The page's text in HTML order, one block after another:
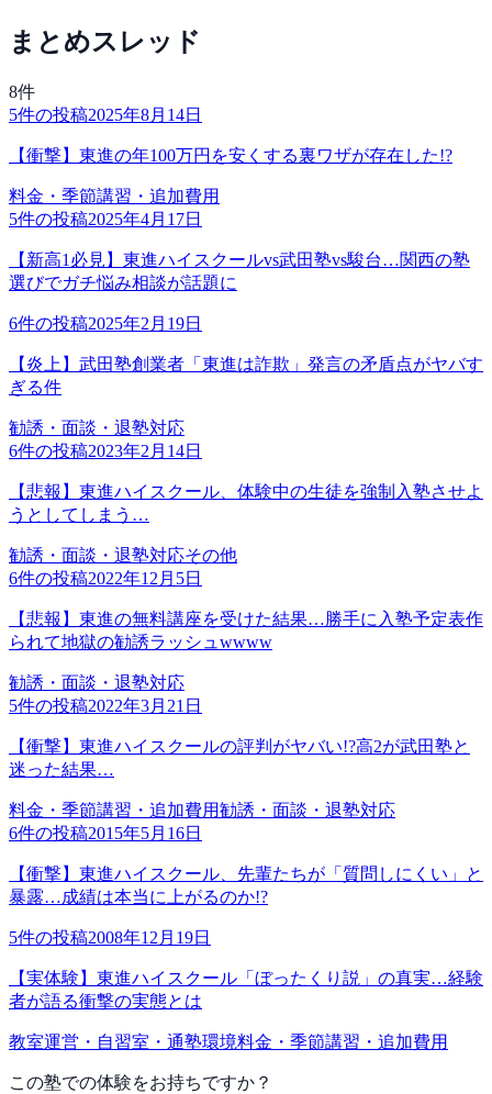
まとめスレッド
8件
5件の投稿2025年8月14日
【衝撃】東進の年100万円を安くする裏ワザが存在した!?
料金・季節講習・追加費用
5件の投稿2025年4月17日
【新高1必見】東進ハイスクールvs武田塾vs駿台…関西の塾
選びでガチ悩み相談が話題に
6件の投稿2025年2月19日
【炎上】武田塾創業者「東進は詐欺」発言の矛盾点がヤバす
ぎる件
勧誘・面談・退塾対応
6件の投稿2023年2月14日
【悲報】東進ハイスクール、体験中の生徒を強制入塾させよ
うとしてしまう…
勧誘・面談・退塾対応その他
6件の投稿2022年12月5日
【悲報】東進の無料講座を受けた結果…勝手に入塾予定表作
られて地獄の勧誘ラッシュwwww
勧誘・面談・退塾対応
5件の投稿2022年3月21日
【衝撃】東進ハイスクールの評判がヤバい!?高2が武田塾と
迷った結果…
料金・季節講習・追加費用勧誘・面談・退塾対応
6件の投稿2015年5月16日
【衝撃】東進ハイスクール、先輩たちが「質問しにくい」と
暴露…成績は本当に上がるのか!?
5件の投稿2008年12月19日
【実体験】東進ハイスクール「ぼったくり説」の真実…経験
者が語る衝撃の実態とは
教室運営・自習室・通塾環境料金・季節講習・追加費用
この塾での体験をお持ちですか？